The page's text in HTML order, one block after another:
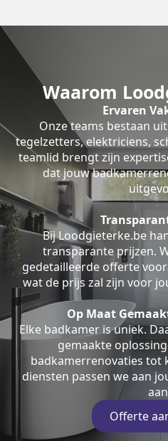
Waarom
Ervaren
Onze teams bestaan
tegelzetters, elektriciens,
teamlid brengt zijn
dat jouw
Bij Loodgieterke.be
transparante prijzen.
gedetailleerde offerte
wat de prijs zal zijn voor
Op Maat
Elke badkamer is uniek.
gemaakte
badkamerrenovaties tot
diensten passen we aan
Offerte